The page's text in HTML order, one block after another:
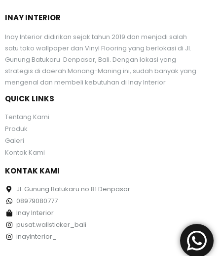
INAY INTERIOR
Inay Interior didirikan sejak tahun 2019 dan menjadi salah
satu toko wallpaper dan Vinyl Flooring yang berlokasi di Jl.
Gunung Batukaru Denpasar, Bali. Dengan lokasi yang
strategis di daerah Monang-Maning ini, sudah banyak yang
mengenal dan membeli kebutuhan di Inay Interior
QUICK LINKS
Tentang Kami
Produk
Galeri
Kontak Kami
KONTAK KAMI
Jl. Gunung Batukaru no.81 Denpasar
08979080777
Inay Interior
pusat.wallsticker_bali
inayinterior_